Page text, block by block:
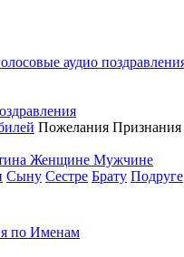
Пожелания Признания
Женщине Мужчине
Сыну Сестре Брату Подруге
по Именам